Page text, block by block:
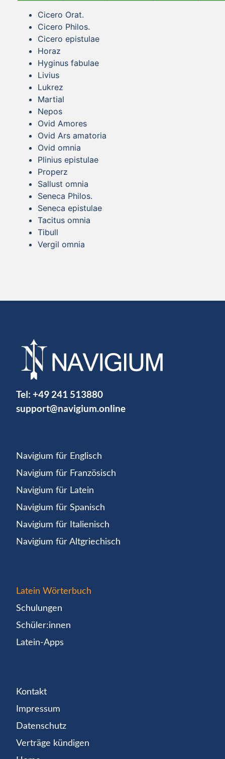
Cicero Orat.
Cicero Philos.
Cicero epistulae
Horaz
Hyginus fabulae
Livius
Lukrez
Martial
Nepos
Ovid Amores
Ovid Ars amatoria
Ovid omnia
Plinius epistulae
Properz
Sallust omnia
Seneca Philos.
Seneca epistulae
Tacitus omnia
Tibull
Vergil omnia
Tel: +49 241 513880
support@navigium.online
Navigium für Englisch
Navigium für Französisch
Navigium für Latein
Navigium für Spanisch
Navigium für Italienisch
Navigium für Altgriechisch
Latein Wörterbuch
Schulungen
Schüler:innen
Latein-Apps
Kontakt
Impressum
Datenschutz
Verträge kündigen